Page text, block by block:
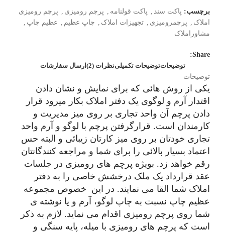
برچسب: پاکت سند پاکت قولنامه پرچم رومیزی
پرچم رومیزی
املاک
پرچمرومیزی تجهیزات املاک چاپ عظیم عظیم چاپ
مشاوراملاک
Share:
توضیحاتتوضیحات تکمیلینظرات (2)
ارسال سفارشات
توضیحات
یکی از روش هائی که برای نمایش و نشان دادن
اقتدار آرم و لوگوی یک دفتر املاک بکار میرود قرار
دادن پرچم آن واحد تجاری بر روی میز مدیریت و
کارمندان است. قرارگرفتن پرچم با لوگو و آرم واحد
تجاری خودتان بر روی میز کارتان زیبائی و البته حس
اعتماد بسیار بالائی را برای شما و مراجعه کنندگانتان
رقم خواهد زد. بویژه پرچم های رومیزی در جلسات
عقد قرارداد یک ملک درخشش خاصی را به دفتر
املاک شما القا می نمایند. در این خصوص مجموعه
عظیم چاپ نسبت به چاپ لوگو، آرم و یا نوشته ی
شما روی پرچم رومیزی اقدام می نماید. لازم به ذکر
است که پرچم های رومیزی با میله، پایه سنگی و